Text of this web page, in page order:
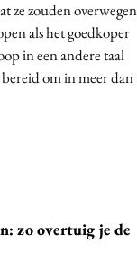
ze zouden overwegen
als het goedkoper
in een andere taal
om in meer dan
zo overtuig je de